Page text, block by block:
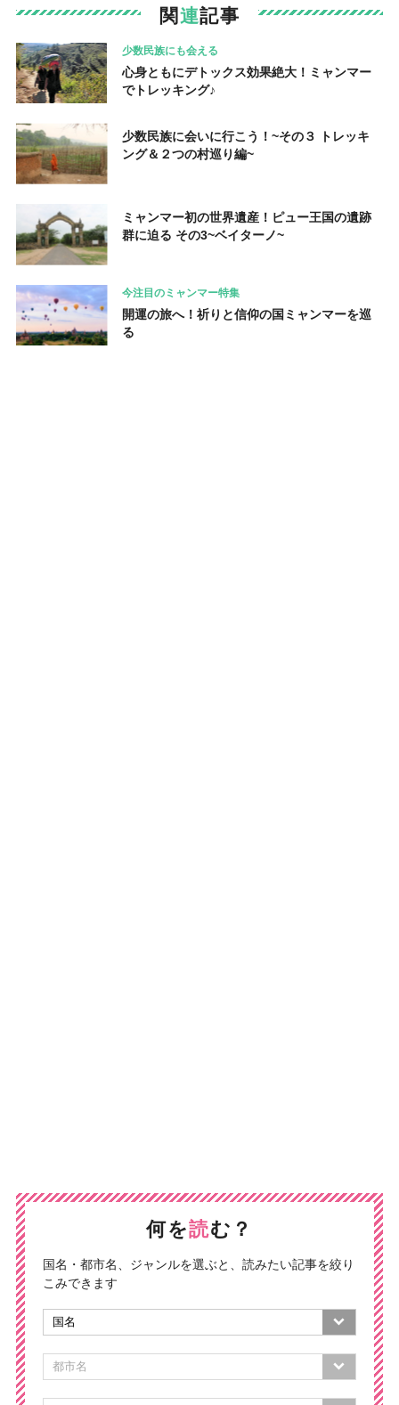
関連記事
少数民族にも会える
心身ともにデトックス効果絶大！ミャンマー
でトレッキング♪
少数民族に会いに行こう！~その３ トレッキ
ング＆２つの村巡り編~
ミャンマー初の世界遺産！ピュー王国の遺跡
群に迫る その3~ベイターノ~
今注目のミャンマー特集
開運の旅へ！祈りと信仰の国ミャンマーを巡
る
何を読む？
国名・都市名、ジャンルを選ぶと、読みたい記事を絞り
こみできます